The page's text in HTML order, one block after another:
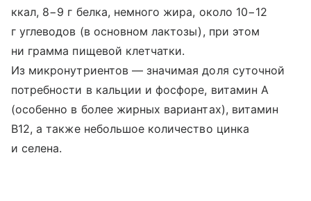
ккал, 8−9 г белка, немного жира, около 10−12
г углеводов (в основном лактозы), при этом
ни грамма пищевой клетчатки.
Из микронутриентов — значимая доля суточной
потребности в кальции и фосфоре, витамин A
(особенно в более жирных вариантах), витамин
B12, а также небольшое количество цинка
и селена.